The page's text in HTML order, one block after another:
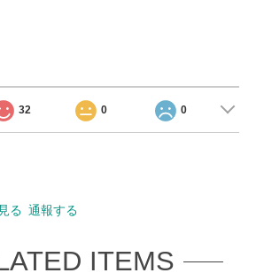
32 0 0
る 通報する
ITEMS